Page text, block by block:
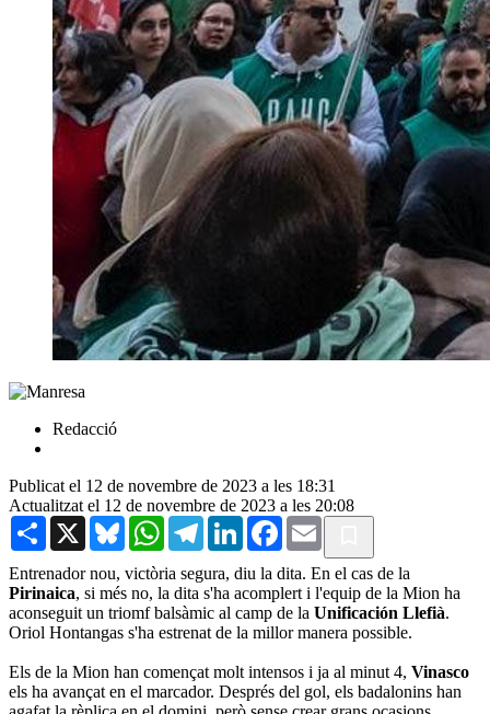
Redacció
Publicat el 12 de novembre de 2023 a les 18:31
Actualitzat el 12 de novembre de 2023 a les 20:08
Share X BlueskyWhatsAppTelegramLinkedInFacebook
Email
Entrenador nou, victòria segura, diu la dita. En el cas de la
Pirinaica, si més no, la dita s'ha acomplert i l'equip de la Mion ha
aconseguit un triomf balsàmic al camp de la Unificación Llefià.
Oriol Hontangas s'ha estrenat de la millor manera possible.
Els de la Mion han començat molt intensos i ja al minut 4, Vinasco
els ha avançat en el marcador. Després del gol, els badalonins han